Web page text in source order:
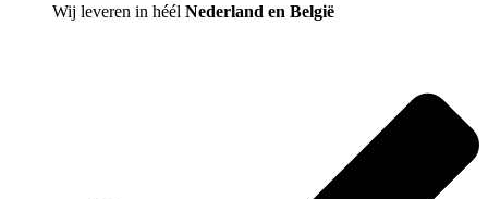
Wij leveren in héél Nederland en België